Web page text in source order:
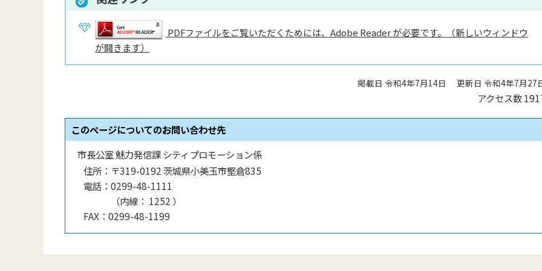
PDFファイルをご覧いただくためには、Adobe Reader が必要です。（新しいウィンドウ
が開きます）
掲載日 令和4年7月14日 更新日 令和4年7月27
アクセス数
このページについてのお問い合わせ先
市長公室 魅力発信課 シティプロモーション係
住所： 〒319-0192 茨城県小美玉市堅倉835
電話： 0299-48-1111
（内線 ： 1252 ）
FAX： 0299-48-1199